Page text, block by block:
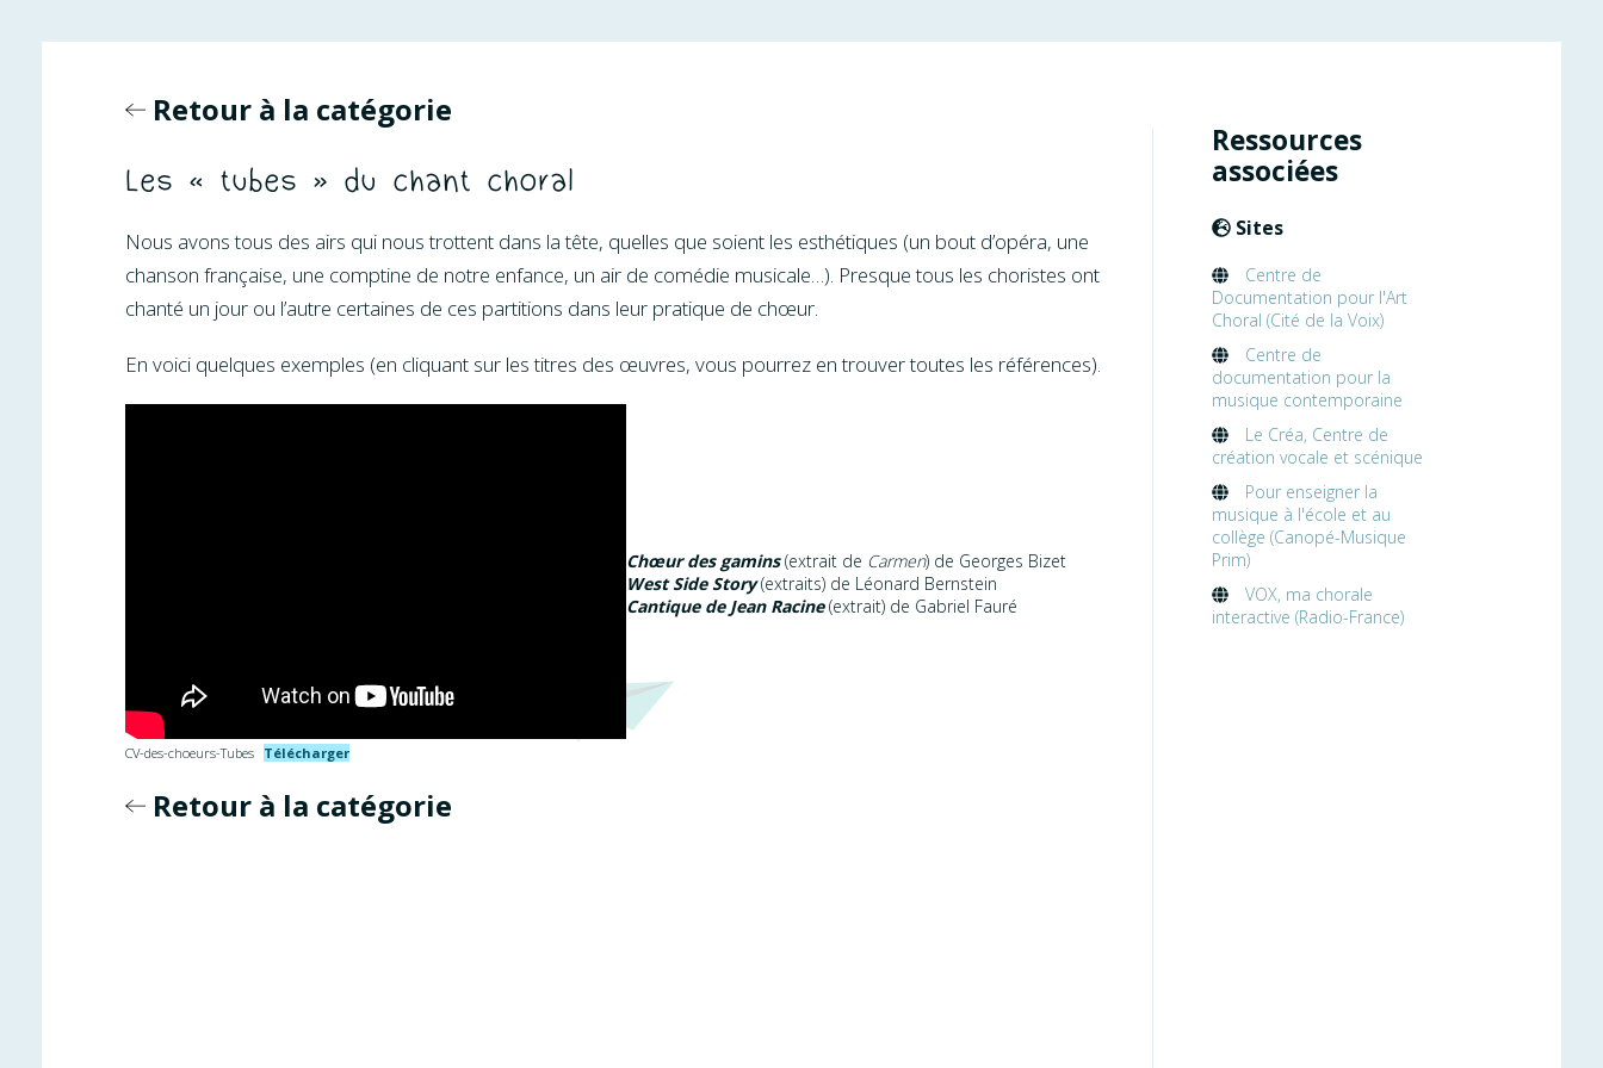
Retour à la catégorie
Les « tubes » du chant choral
Nous avons tous des airs qui nous trottent dans la tête, quelles que soient les esthétiques (un bout d’opéra, une
chanson française, une comptine de notre enfance, un air de comédie musicale…). Presque tous les choristes ont
chanté un jour ou l’autre certaines de ces partitions dans leur pratique de chœur.
En voici quelques exemples (en cliquant sur les titres des œuvres, vous pourrez en trouver toutes les références).
CV-des-choeurs-Tubes Télécharger
Chœur des gamins (extrait de Carmen) de Georges Bizet
West Side Story(extraits) de Léonard Bernstein
Cantique de Jean Racine(extrait) de Gabriel Fauré
Retour à la catégorie
Ressources
associées
Sites
Centre de
Documentation pour l'Art
Choral (Cité de la Voix)
Centre de
documentation pour la
musique contemporaine
Le Créa, Centre de
création vocale et scénique
Pour enseigner la
musique à l'école et au
collège (Canopé-Musique
Prim)
VOX, ma chorale
interactive (Radio-France)